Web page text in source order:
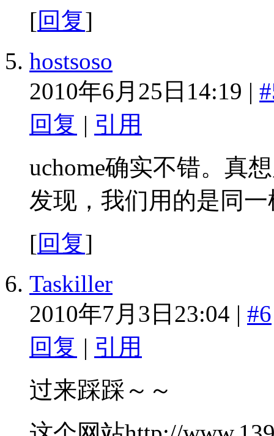
[回复]
hostsoso
2010年6月25日14:19 |
回复 | 引用
uchome确实不错。真
发现，我们用的是同
[回复]
Taskiller
2010年7月3日23:04 | #6
回复 | 引用
过来踩踩～～